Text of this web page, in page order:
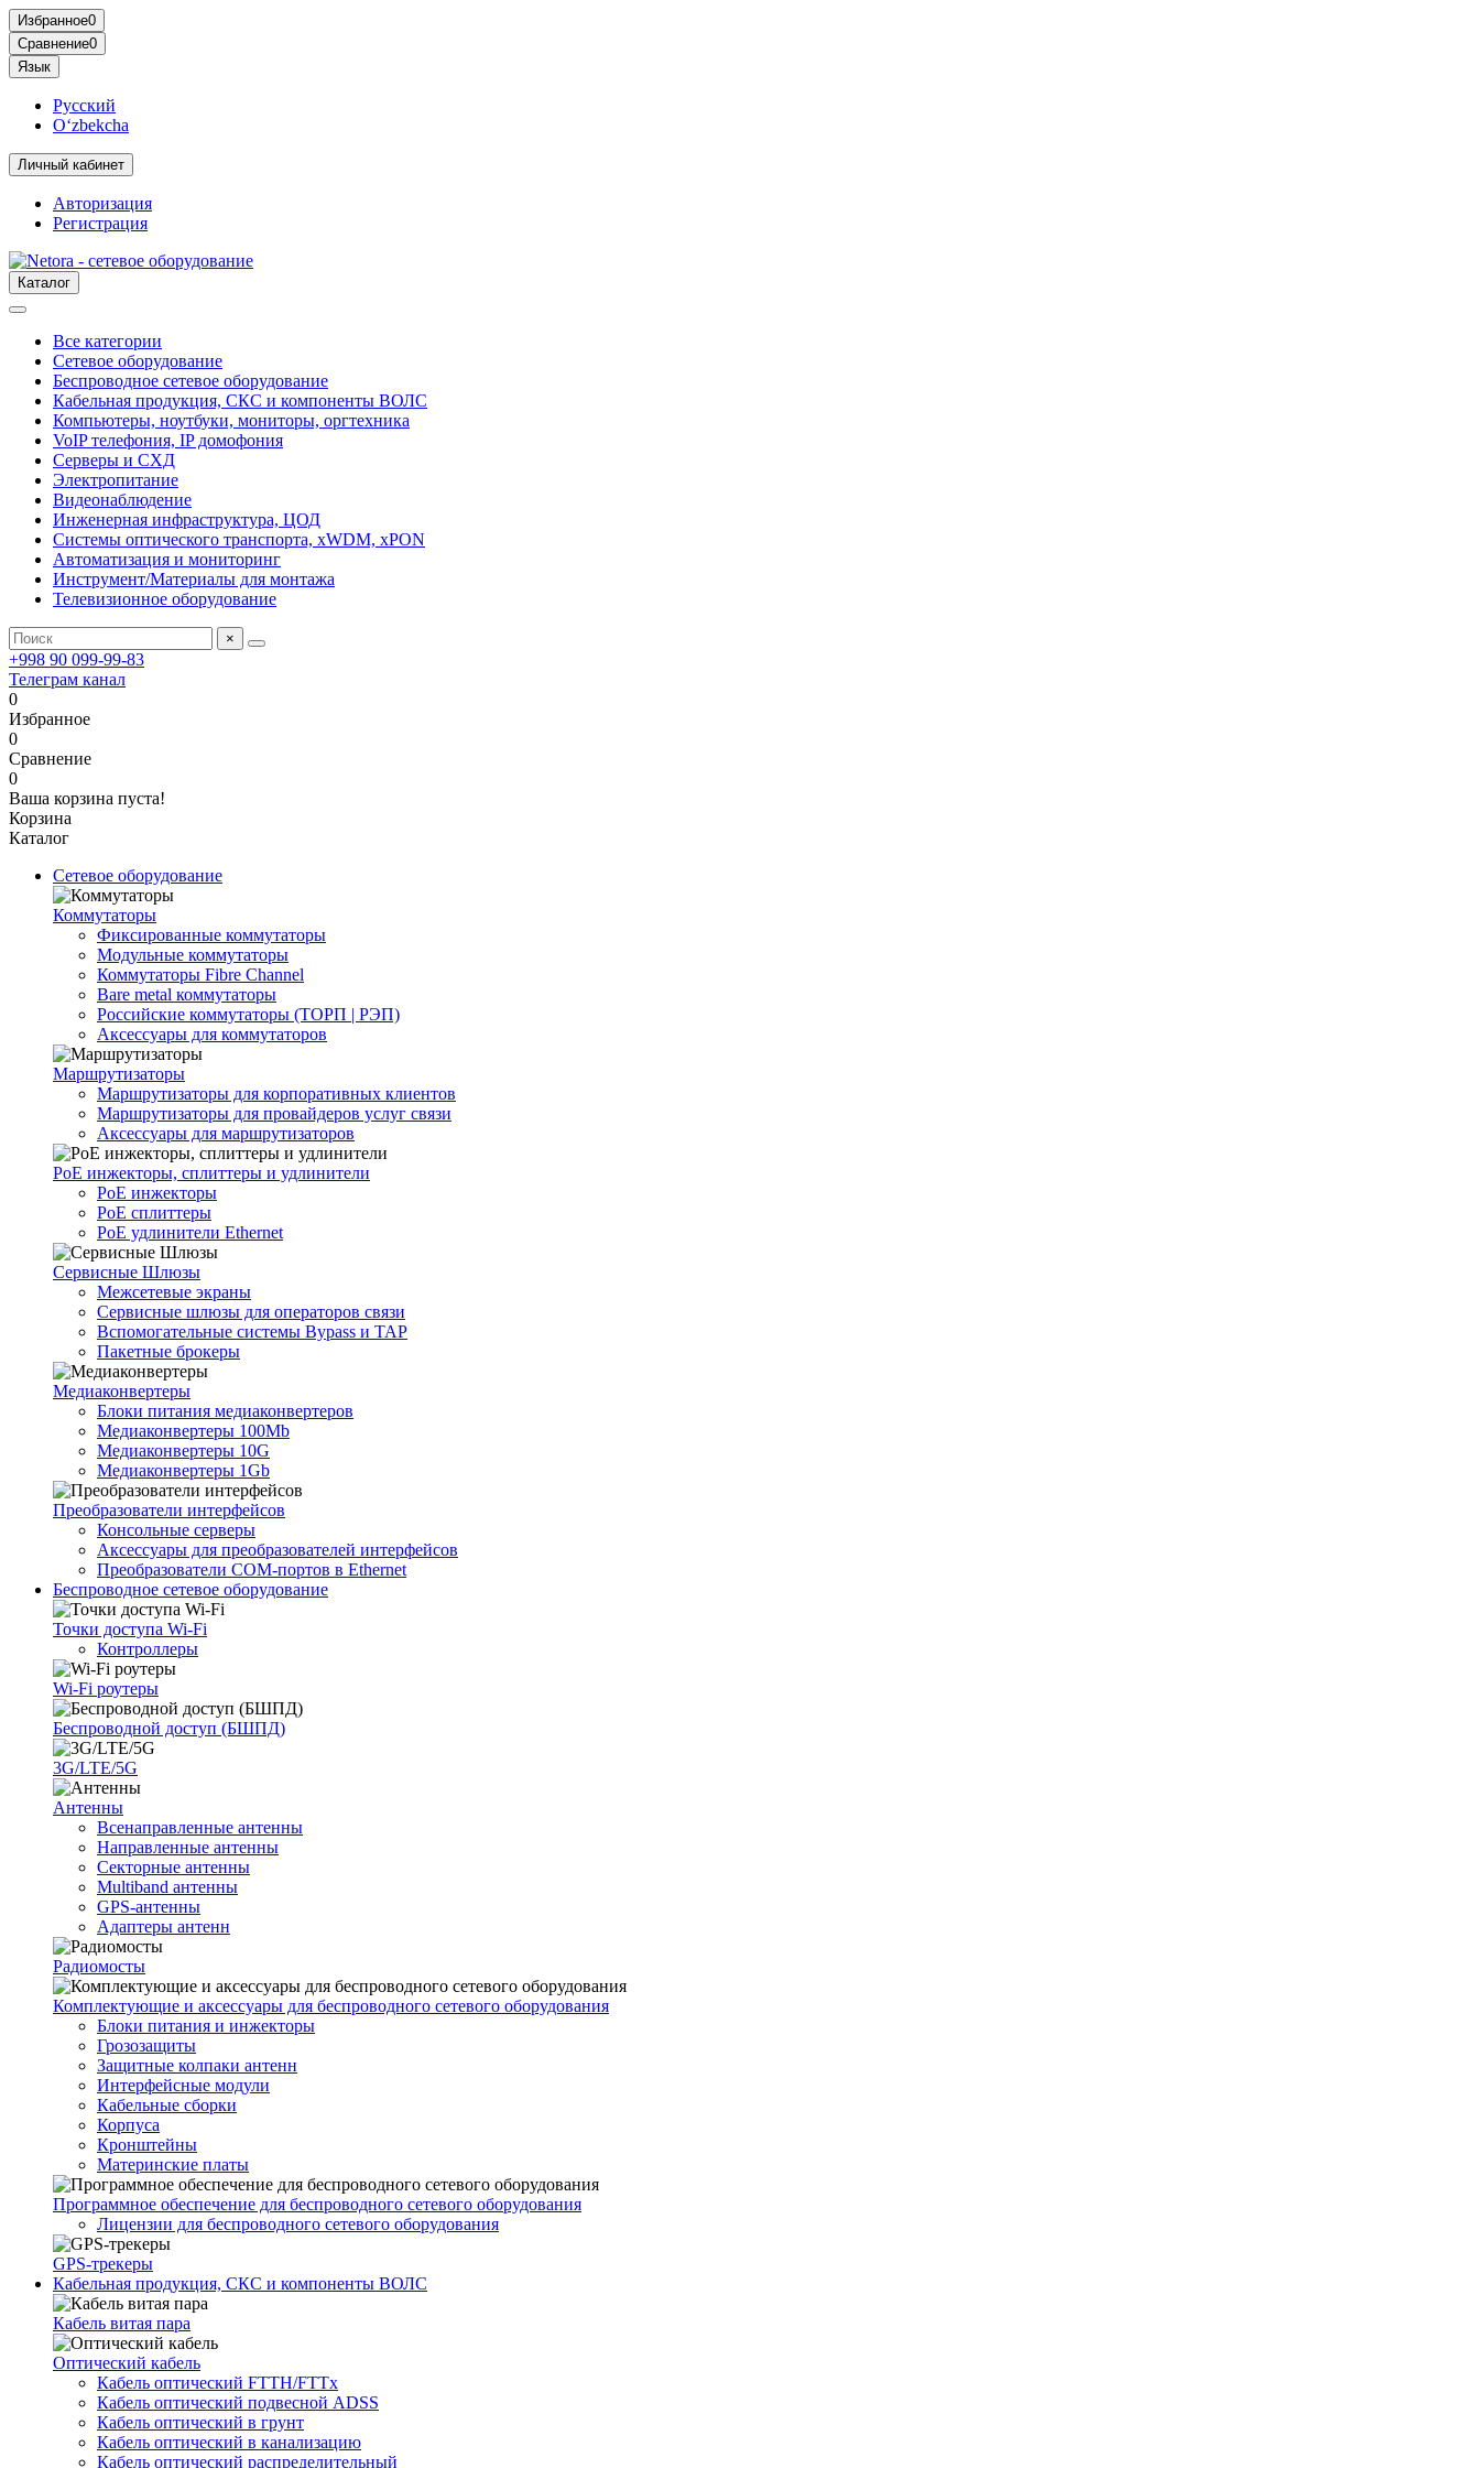
Избранное0
Сравнение0
Язык
Русский
O‘zbekcha
Личный кабинет
Авторизация
Регистрация
Каталог
Все категории
Сетевое оборудование
Беспроводное сетевое оборудование
Кабельная продукция, СКС и компоненты ВОЛС
Компьютеры, ноутбуки, мониторы, оргтехника
VoIP телефония, IP домофония
Серверы и СХД
Электропитание
Видеонаблюдение
Инженерная инфраструктура, ЦОД
Системы оптического транспорта, xWDM, xPON
Автоматизация и мониторинг
Инструмент/Материалы для монтажа
Телевизионное оборудование
×
+998 90 099-99-83
Телеграм канал
0
Избранное
0
Сравнение
0
Ваша корзина пуста!
Корзина
Каталог
Сетевое оборудование
Коммутаторы
Фиксированные коммутаторы
Модульные коммутаторы
Коммутаторы Fibre Channel
Bare metal коммутаторы
Российские коммутаторы (ТОРП | РЭП)
Аксессуары для коммутаторов
Маршрутизаторы
Маршрутизаторы для корпоративных клиентов
Маршрутизаторы для провайдеров услуг связи
Аксессуары для маршрутизаторов
PoE инжекторы, сплиттеры и удлинители
PoE инжекторы
PoE сплиттеры
PoE удлинители Ethernet
Сервисные Шлюзы
Межсетевые экраны
Сервисные шлюзы для операторов связи
Вспомогательные системы Bypass и TAP
Пакетные брокеры
Медиаконвертеры
Блоки питания медиаконвертеров
Медиаконвертеры 100Mb
Медиаконвертеры 10G
Медиаконвертеры 1Gb
Преобразователи интерфейсов
Консольные серверы
Аксессуары для преобразователей интерфейсов
Преобразователи COM-портов в Ethernet
Беспроводное сетевое оборудование
Точки доступа Wi-Fi
Контроллеры
Wi-Fi роутеры
Беспроводной доступ (БШПД)
3G/LTE/5G
Антенны
Всенаправленные антенны
Направленные антенны
Секторные антенны
Multiband антенны
GPS-антенны
Адаптеры антенн
Радиомосты
Комплектующие и аксессуары для беспроводного сетевого оборудования
Блоки питания и инжекторы
Грозозащиты
Защитные колпаки антенн
Интерфейсные модули
Кабельные сборки
Корпуса
Кронштейны
Материнские платы
Программное обеспечение для беспроводного сетевого оборудования
Лицензии для беспроводного сетевого оборудования
GPS-трекеры
Кабельная продукция, СКС и компоненты ВОЛС
Кабель витая пара
Оптический кабель
Кабель оптический FTTH/FTTx
Кабель оптический подвесной ADSS
Кабель оптический в грунт
Кабель оптический в канализацию
Кабель оптический распределительный